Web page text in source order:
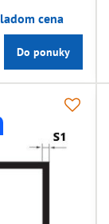
cena
Do ponuky